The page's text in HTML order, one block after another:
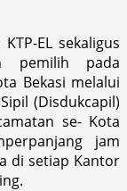
EL sekaligus
pemilih pada
Bekasi melalui
(Disdukcapil)
se- Kota
jam
di setiap Kantor